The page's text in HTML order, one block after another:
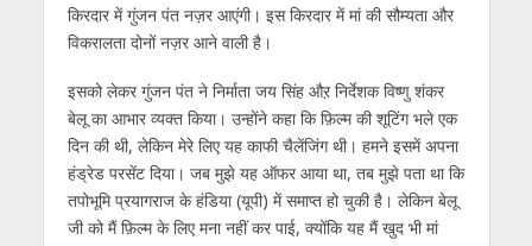
किरदार में गुंजन पंत नज़र आएंगी। इस किरदार में मां की सौम्यता और
विकरालता दोनों नज़र आने वाली है।
इसको लेकर गुंजन पंत ने निर्माता जय सिंह औऱ निर्देशक विष्णु शंकर
बेलू का आभार व्यक्त किया। उन्होंने कहा कि फ़िल्म की शूटिंग भले एक
दिन की थी, लेकिन मेरे लिए यह काफी चैलेंजिंग थी। हमने इसमें अपना
हंड्रेड परसेंट दिया। जब मुझे यह ऑफर आया था, तब मुझे पता था कि
तपोभूमि प्रयागराज के हंडिया (यूपी) में समाप्त हो चुकी है। लेकिन बेलू
जी को मैं फ़िल्म के लिए मना नहीं कर पाई, क्योंकि यह मैं खुद भी मां